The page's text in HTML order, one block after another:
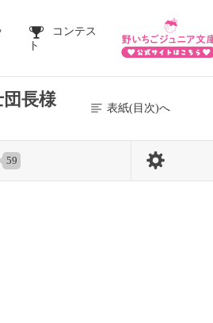
コンテス
ト
長様
表紙(目次)へ
59
10 / 110